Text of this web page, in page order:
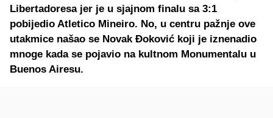
Libertadoresa jer je u sjajnom finalu sa 3:1
pobijedio Atletico Mineiro. No, u centru pažnje ove
utakmice našao se Novak Đoković koji je iznenadio
mnoge kada se pojavio na kultnom Monumentalu u
Buenos Airesu.